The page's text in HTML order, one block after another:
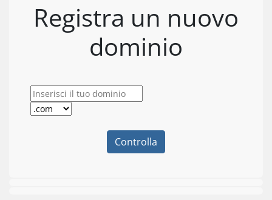
Registra un nuovo
dominio
Controlla